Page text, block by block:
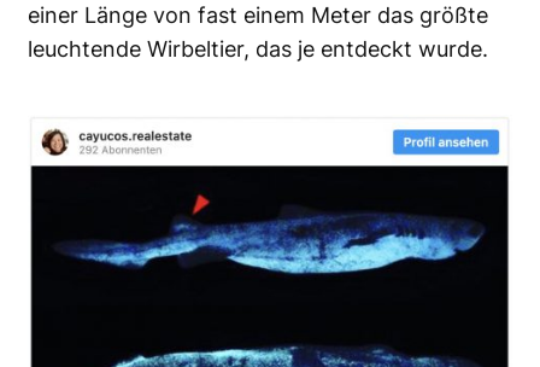
einer Länge von fast einem Meter das größte
leuchtende Wirbeltier, das je entdeckt wurde.